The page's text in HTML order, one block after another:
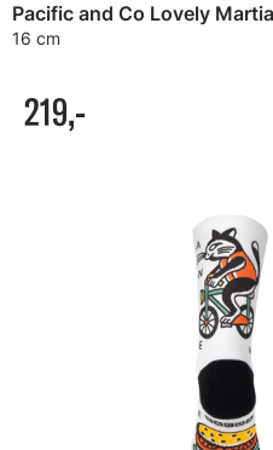
Pacific and Co Lovely
16 cm
219,-